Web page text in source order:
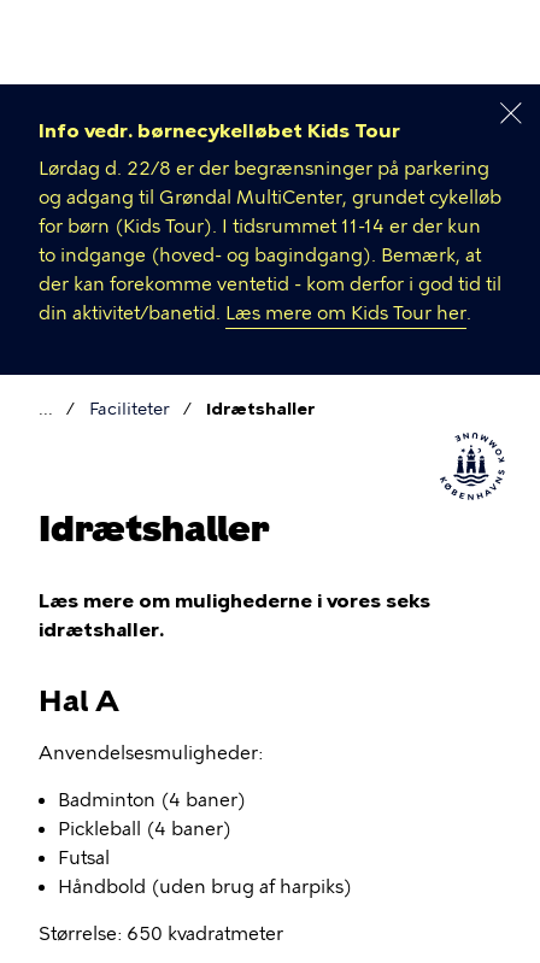
Info vedr. børnecykelløbet Kids Tour
Lørdag d. 22/8 er der begrænsninger på parkering
og adgang til Grøndal MultiCenter, grundet cykelløb
for børn (Kids Tour). I tidsrummet 11-14 er der kun
to indgange (hoved- og bagindgang). Bemærk, at
der kan forekomme ventetid - kom derfor i god tid til
din aktivitet/banetid. Læs mere om Kids Tour her.
Faciliteter Idrætshaller
Idrætshaller
Læs mere om mulighederne i vores seks
idrætshaller.
Hal A
Anvendelsesmuligheder:
Badminton (4 baner)
Pickleball (4 baner)
Futsal
Håndbold (uden brug af harpiks)
Størrelse: 650 kvadratmeter